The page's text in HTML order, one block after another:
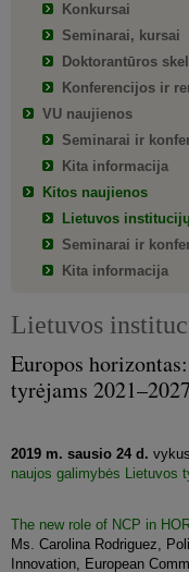
Konkursai
Seminarai, kursai
Doktorantūros
Konferencijos ir
VU naujienos
Seminarai ir
Kita informacija
Kitos naujienos
Lietuvos
Seminarai ir
Kita informacija
Lietuvos
Europos
tyrėjams
2019 m. sausio 24 d.
naujos galimybės Lietuvos
The new role of NCP in
Ms. Carolina Rodriguez,
Innovation, European